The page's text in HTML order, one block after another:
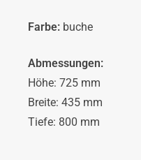
Farbe: buche
Abmessungen:
Höhe: 725 mm
Breite: 435 mm
Tiefe: 800 mm